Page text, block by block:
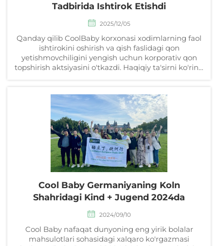
Tadbirida Ishtirok Etishdi
2025/12/05
Qanday qilib CoolBaby korxonasi xodimlarning faol
ishtirokini oshirish va qish faslidagi qon
yetishmovchiligini yengish uchun korporativ qon
topshirish aktsiyasini o'tkazdi. Haqiqiy ta'sirni ko'ring
o'rganing.
Cool Baby Germaniyaning Koln
Shahridagi Kind + Jugend 2024da
2024/09/10
Cool Baby nafaqat dunyoning eng yirik bolalar
mahsulotlari sohasidagi xalqaro ko'rgazmasi